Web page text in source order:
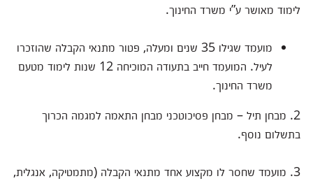
לימוד מאושר ע”י משרד החינוך.
מועמד שגילו 35 שנים ומעלה, פטור מתנאי הקבלה שהוזכרו
לעיל. המועמד חייב בתעודה המוכיחה 12 שנות לימוד מטעם
משרד החינוך.
2. מבחן תיל – מבחן פסיכוטכני מבחן התאמה למגמה הכרוך
בתשלום נוסף.
3. מועמד שחסר לו מקצוע אחד מתנאי הקבלה (מתמטיקה, אנגלית,